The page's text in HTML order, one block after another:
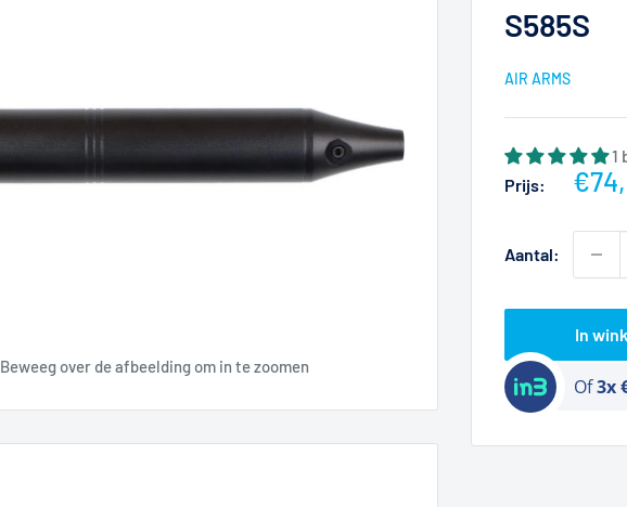
Beweeg over de afbeelding om in te zoomen
S585S
AIR ARMS
1
Prijs:
Aantal:
In
Of3x